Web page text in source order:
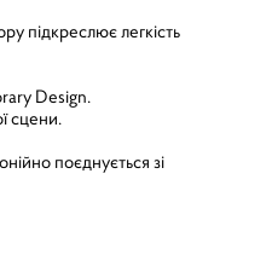
підкреслює легкість
Design.
сцени.
поєднується зі